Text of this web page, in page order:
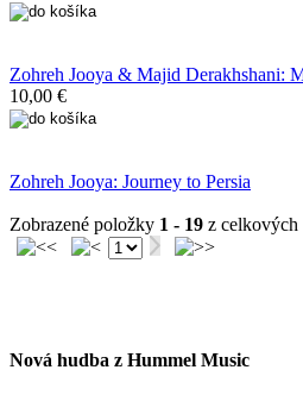
Zohreh Jooya & Majid Derakhshani:
10,00 €
Zohreh Jooya: Journey to Persia
Zobrazené položky 1 - 19 z celkových
Nová hudba z Hummel Music